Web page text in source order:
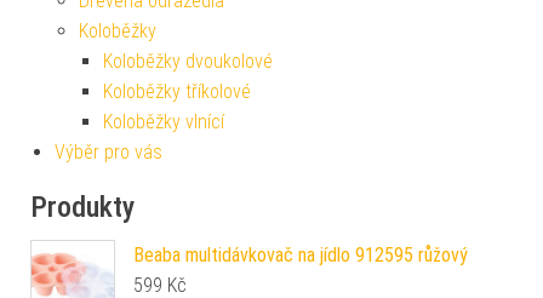
Koloběžky
Koloběžky dvoukolové
Koloběžky tříkolové
Koloběžky vlnící
Výběr pro vás
Produkty
Beaba multidávkovač na jídlo 912595 růžový
599 Kč